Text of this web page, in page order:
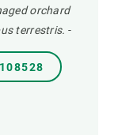
orchard
terrestris. -